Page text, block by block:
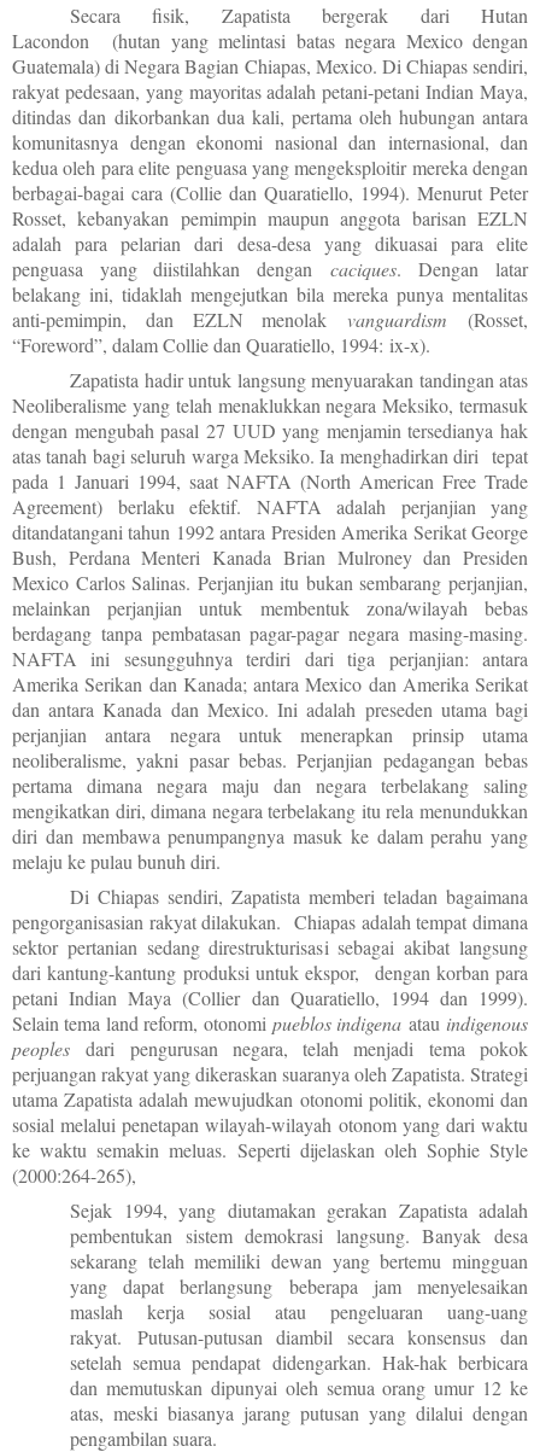
Secara fisik, Zapatista bergerak dari Hutan
Lacondon (hutan yang melintasi batas negara Mexico dengan
Guatemala) di Negara Bagian Chiapas, Mexico. Di Chiapas sendiri,
rakyat pedesaan, yang mayoritas adalah petani-petani Indian Maya,
ditindas dan dikorbankan dua kali, pertama oleh hubungan antara
komunitasnya dengan ekonomi nasional dan internasional, dan
kedua oleh para elite penguasa yang mengeksploitir mereka dengan
berbagai-bagai cara (Collie dan Quaratiello, 1994). Menurut Peter
Rosset, kebanyakan pemimpin maupun anggota barisan EZLN
adalah para pelarian dari desa-desa yang dikuasai para elite
penguasa yang diistilahkan dengan caciques.
Dengan latar
belakang ini, tidaklah mengejutkan bila mereka punya mentalitas
anti-pemimpin, dan EZLN menolak vanguardism(Rosset,
“Foreword”, dalam Collie dan Quaratiello, 1994: ix-x).
Zapatista hadir untuk langsung menyuarakan tandingan atas
Neoliberalisme yang telah menaklukkan negara Meksiko, termasuk
dengan mengubah pasal 27 UUD yang menjamin tersedianya hak
atas tanah bagi seluruh warga Meksiko. Ia menghadirkan diri tepat
pada 1 Januari 1994, saat NAFTA (North American Free Trade
Agreement) berlaku efektif. NAFTA adalah perjanjian yang
ditandatangani tahun 1992 antara Presiden Amerika Serikat George
Bush, Perdana Menteri Kanada Brian Mulroney dan Presiden
Mexico Carlos Salinas. Perjanjian itu bukan sembarang perjanjian,
melainkan perjanjian untuk membentuk zona/wilayah bebas
berdagang tanpa pembatasan pagar-pagar negara masing-masing.
NAFTA ini sesungguhnya terdiri dari tiga perjanjian: antara
Amerika Serikan dan Kanada; antara Mexico dan Amerika Serikat
dan antara Kanada dan Mexico. Ini adalah preseden utama bagi
perjanjian antara negara untuk menerapkan prinsip utama
neoliberalisme, yakni pasar bebas. Perjanjian pedagangan bebas
pertama dimana negara maju dan negara terbelakang saling
mengikatkan diri, dimana negara terbelakang itu rela menundukkan
diri dan membawa penumpangnya masuk ke dalam perahu yang
melaju ke pulau bunuh diri.
Di Chiapas sendiri, Zapatista memberi teladan bagaimana
pengorganisasian rakyat dilakukan. Chiapas adalah tempat dimana
sektor pertanian sedang direstrukturisasi sebagai akibat langsung
dari kantung-kantung produksi untuk ekspor, dengan korban para
petani Indian Maya (Collier dan Quaratiello, 1994 dan 1999).
Selain tema land reform, otonomi pueblos indigena atau indigenous
peoplesdari pengurusan negara, telah menjadi tema pokok
perjuangan rakyat yang dikeraskan suaranya oleh Zapatista. Strategi
utama Zapatista adalah mewujudkan otonomi politik, ekonomi dan
sosial melalui penetapan wilayah-wilayah otonom yang dari waktu
ke waktu semakin meluas. Seperti dijelaskan oleh Sophie Style
(2000:264-265),
Sejak 1994, yang diutamakan gerakan Zapatista adalah
pembentukan sistem demokrasi langsung. Banyak desa
sekarang telah memiliki dewan yang bertemu mingguan
yang dapat berlangsung beberapa jam menyelesaikan
maslah kerja sosial atau pengeluaran uang-uang
rakyat. Putusan-putusan diambil secara konsensus dan
setelah semua pendapat didengarkan. Hak-hak berbicara
dan memutuskan dipunyai oleh semua orang umur 12 ke
atas, meski biasanya jarang putusan yang dilalui dengan
pengambilan suara.